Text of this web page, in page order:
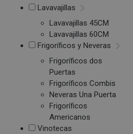
Lavavajillas
Lavavajillas 45CM
Lavavajillas 60CM
Frigoríficos y Neveras
Frigoríficos dos
Puertas
Frigoríficos Combis
Neveras Una Puerta
Frigoríficos
Americanos
Vinotecas